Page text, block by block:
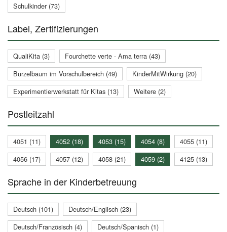
Schulkinder (73)
Label, Zertifizierungen
QualiKita (3)
Fourchette verte - Ama terra (43)
Burzelbaum im Vorschulbereich (49)
KinderMitWirkung (20)
Experimentierwerkstatt für Kitas (13)
Weitere (2)
Postleitzahl
4051 (11) 4052 (18) 4053 (15) 4054 (8)
4055 (11)
4056 (17)
4057 (12) 4058 (21) 4059 (2) 4125 (13)
Sprache in der Kinderbetreuung
Deutsch (101)
Deutsch/Englisch (23)
Deutsch/Französisch (4)
Deutsch/Spanisch (1)